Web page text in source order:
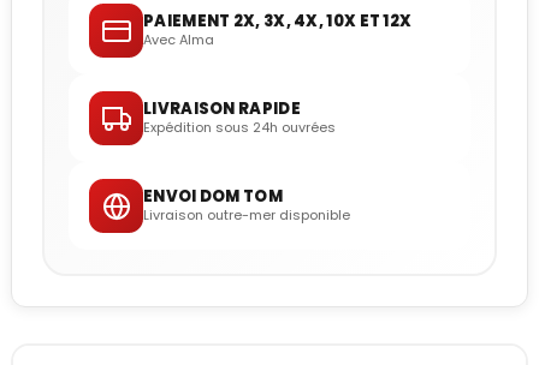
PAIEMENT 2X, 3X, 4X, 10X ET 12X
Avec Alma
LIVRAISON RAPIDE
Expédition sous 24h ouvrées
ENVOI DOM TOM
Livraison outre-mer disponible